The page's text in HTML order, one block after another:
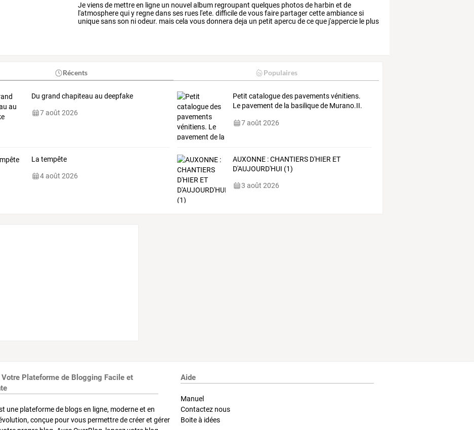
Jeviensde mettreen ligne un nouvelalbum regroupant quelques photosde harbin et de
l'atmospherequiy regnedansses rues l'ete. difficiledevousfaire partagercetteambiancesi
uniquesansson niodeur. maiscela vousdonnera deja un petit apercu deceque j'appercie le plus
Récents Populaires
Du grand chapiteau au deepfake
7 août 2026
Petit cataloguedes pavementsvénitiens.
Le pavement de la basiliquede Murano.II.
7 août 2026
La tempête
4 août 2026
AUXONNE : CHANTIERS D'HIER ET
D'AUJOURD'HUI (1)
3 août 2026
Votre Plateforme de Blogging Facile et
une plateforme de blogs en ligne, moderne et en
conçue pour vous permettre de créer et gérer
Aide
Manuel
Contactez nous
Boite à idées